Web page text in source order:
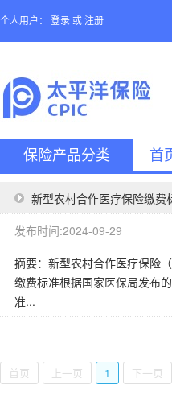
个人用户： 登录 或 注册
保险产品分类 首
新型农村合作医疗保险缴
发布时间:2024-09-29
摘要：新型农村合作医疗保险
缴费标准根据国家医保局发布
准...
首页 上一页 1 下一页